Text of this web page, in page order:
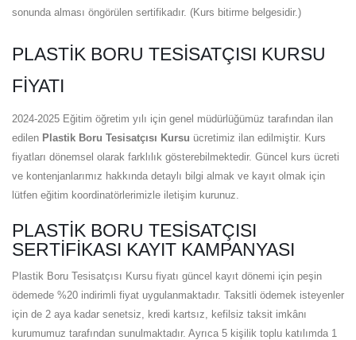
sonunda alması öngörülen sertifikadır. (Kurs bitirme belgesidir.)
PLASTIK BORU TESISATÇISI KURSU
FIYATI
2024-2025 Eğitim öğretim yılı için genel müdürlüğümüz tarafından ilan
edilen Plastik Boru Tesisatçısı Kursu ücretimiz ilan edilmiştir. Kurs
fiyatları dönemsel olarak farklılık gösterebilmektedir. Güncel kurs ücreti
ve kontenjanlarımız hakkında detaylı bilgi almak ve kayıt olmak için
lütfen eğitim koordinatörlerimizle iletişim kurunuz.
PLASTIK BORU TESISATÇISI
SERTIFIKASI KAYIT KAMPANYASI
Plastik Boru Tesisatçısı Kursu fiyatı güncel kayıt dönemi için peşin
ödemede %20 indirimli fiyat uygulanmaktadır. Taksitli ödemek isteyenler
için de 2 aya kadar senetsiz, kredi kartsız, kefilsiz taksit imkânı
kurumumuz tarafından sunulmaktadır. Ayrıca 5 kişilik toplu katılımda 1